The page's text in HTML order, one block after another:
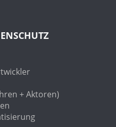
+ Aktoren)